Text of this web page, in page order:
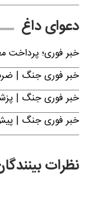
دعوای داغ
خبر فوری؛ پرداخت
خبر فوری جنگ |
خبر فوری جنگ |
خبر فوری جنگ |
نظرات